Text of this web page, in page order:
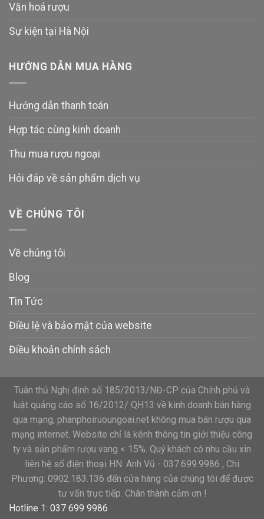
Văn hoá rượu
Sự kiện tại Hà Nội
HƯỚNG DẪN MUA HÀNG
Hướng dẫn thanh toán
Hợp tác cùng kinh doanh
Thu mua rượu ngoại
Hỏi đáp về sản phẩm dịch vụ
VỀ CHÚNG TÔI
Về chúng tôi
Blog
Tin Tức
Điều lệ và bảo mật của website
Điều khoản chính sách
Tuân thủ Nghị định số 185/2013/NĐ-CP của Chính phủ và
luật quảng cáo số 16/2012/ QH13 về kinh doanh bán hàng
qua mạng, phanphoiruoungoai.net không mua bán rượu qua
mạng internet. Website chỉ là kênh thông tin giới thiệu công
ty và sản phẩm rượu vang < 15%. Quý khách có nhu cầu xin
liên hệ số điện thoại HN: Anh Vũ - 037.699.9986 , Chi
Phương: 0902.183.136 đến cửa hàng của chúng tôi để được
tư vấn trực tiếp. Chân thành cảm ơn !
Hotline 1: 037 699 9986